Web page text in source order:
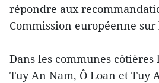
répondre aux
Commission européenne
Dans les communes côtières
Tuy An Nam, Ô Loan et Tuy